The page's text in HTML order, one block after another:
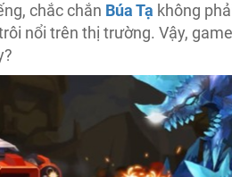
chắc chắn Búa Tạ không
nổi trên thị trường. Vậy,